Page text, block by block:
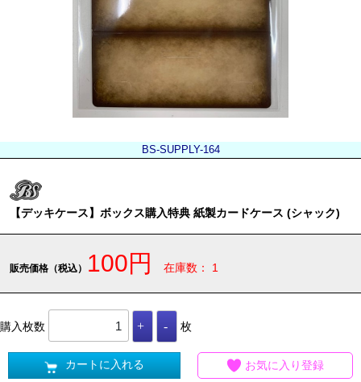
BS-SUPPLY-164
【デッキケース】ボックス購入特典 紙製カードケース (シャック)
販売価格（税込） 100円 在庫数： 1
購入枚数 枚
カートに入れる お気に入り登録